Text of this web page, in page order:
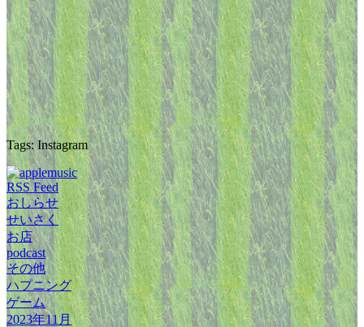
Tags: Instagram
RSS Feed
おしらせ
せいさく
お店
podcast
その他
ハプニング
ゲーム
2023年11月